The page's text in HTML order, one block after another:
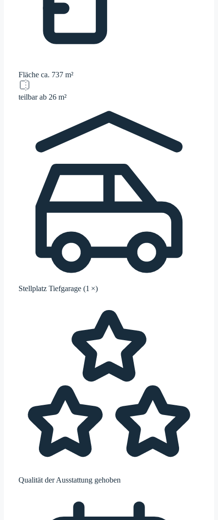
Fläche ca. 737 m²
teilbar ab 26 m²
Stellplatz Tiefgarage (1 ×)
Qualität der Ausstattung gehoben